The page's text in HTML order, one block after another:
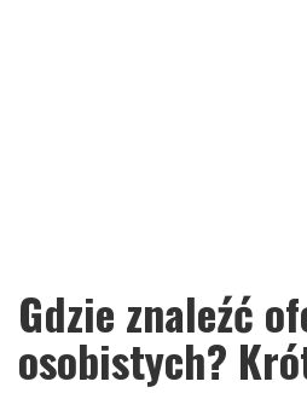
Gdzie znaleźć
osobistych?